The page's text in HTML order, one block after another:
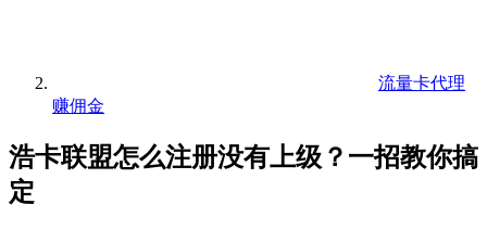
流量卡代理
赚佣金
浩卡联盟怎么注册没有上级？一招教你搞
定